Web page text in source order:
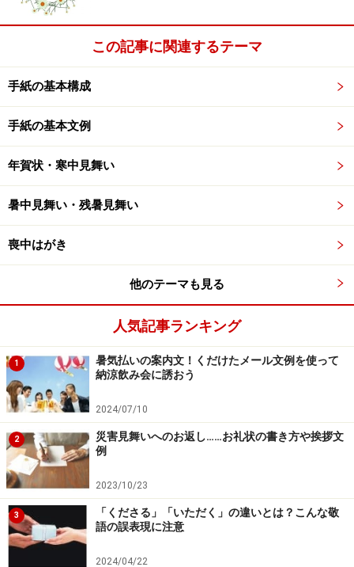
この場をお借りして御礼申し上げます。
園長先生、先生方皆様のご健康、○○幼稚園のますますの
ご発展を心よりお祈りいたし、保護者代表のあいさつと
させていただきます。
卒園式の謝辞例文2：卒園のお礼状、母親か
ら先生へ
○年間お世話になりまして、本当にありがとうございま
した。
年長になってからは特に、毎日幼稚園に行くのが楽しみ
という気持ちにあふれ、見ている私どもも嬉しい毎日で
家にいるときはどうしてもわがままさが出てしまうもの
ですが、幼稚園での友達とのふれあい、そして何よりも
先生とのお時間が心のありかたを育ててくださったので
しょう。
日ごろ御礼を……と思いながらも、なかなかきちんと申し
上げることができませんで、失礼をいたしました。
あらためて、御礼申し上げます。
○○先生とお会いできましたこと、そしてたくさんのすば
らしい思い出をありがとうございました！
この記事に関連するテーマ
手紙の基本構成
手紙の基本文例
年賀状・寒中見舞い
暑中見舞い・残暑見舞い
喪中はがき
他のテーマも見る
人気記事ランキング
1
暑気払いの案内文！くだけたメール文例を使って
納涼飲み会に誘おう
2024/07/10
2
災害見舞いへのお返し……お礼状の書き方や挨拶文
例
2023/10/23
3
「くださる」「いただく」の違いとは？こんな敬
語の誤表現に注意
2024/04/22